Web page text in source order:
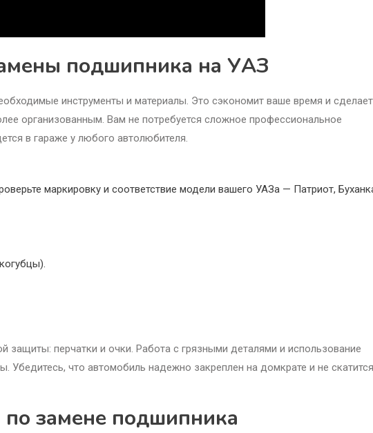
подшипника на УАЗ
инструменты и материалы. Это сэкономит ваше время и сделает
организованным. Вам не потребуется сложное профессиональное
в гараже у любого автолюбителя.
маркировку и соответствие модели вашего УАЗа — Патриот,
защиты: перчатки и очки. Работа с грязными деталями и использование
Убедитесь, что автомобиль надежно закреплен на домкрате и не
замене подшипника